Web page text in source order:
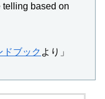
telling based on
ブック より」